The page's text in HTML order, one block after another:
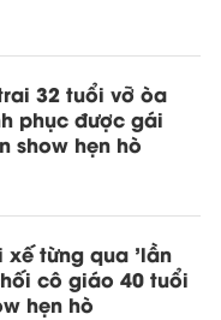
32 tuổi vỡ òa
phục được gái
show hẹn hò
xế từng qua 'lần
cô giáo 40 tuổi
hẹn hò